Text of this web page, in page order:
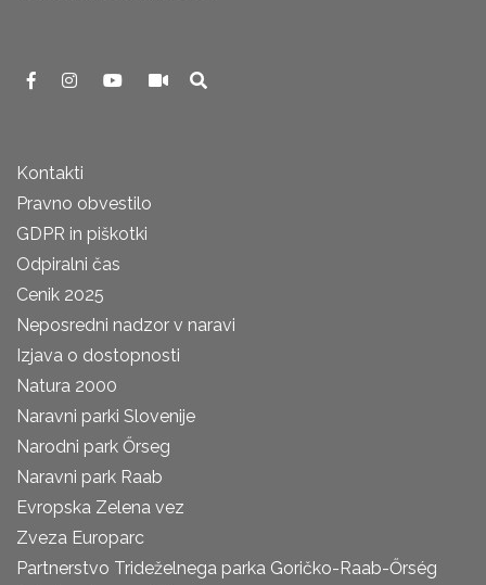
Kontakti
Pravno obvestilo
GDPR in piškotki
Odpiralni čas
Cenik 2025
Neposredni nadzor v naravi
Izjava o dostopnosti
Natura 2000
Naravni parki Slovenije
Narodni park Őrseg
Naravni park Raab
Evropska Zelena vez
Zveza Europarc
Partnerstvo Trideželnega parka Goričko-Raab-Őrség